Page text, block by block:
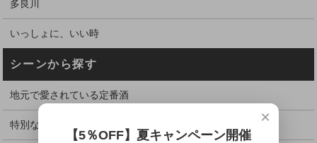
多良川
いっしょに、いい時
シーンから探す
地元で愛されている定番酒
特別な日に飲むお酒 ×
【5％OFF】夏キャンペーン開催